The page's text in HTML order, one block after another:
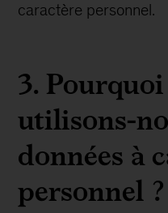
caractère personnel.
3.
utilisons-
données à
personnel ?